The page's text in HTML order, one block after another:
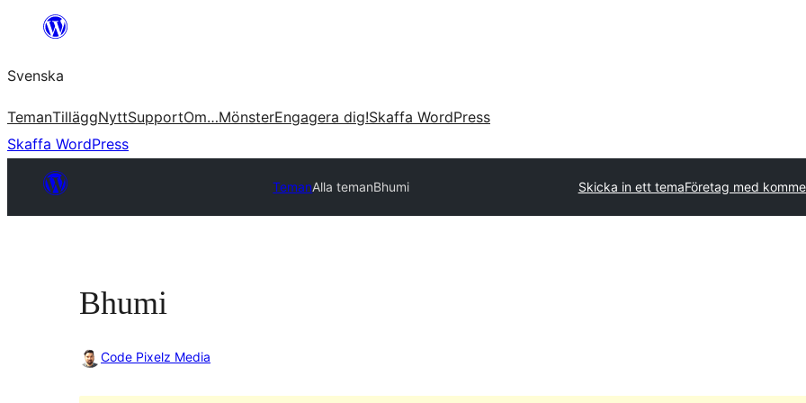
Hoppa
innehåll
Svenska
TemanTilläggNyttSupportOm…MönsterEngagera dig!Skaffa WordPress
Skaffa WordPress
TemanAlla temanBhumi Skicka in ett temaFöretag med
Bhumi
Code Pixelz Media